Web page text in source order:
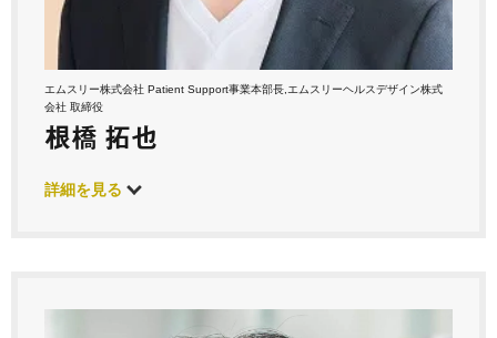
エムスリー株式会社 Patient Support事業本部長,エムスリーヘルスデザイン株式
会社 取締役
根橋 拓也
詳細を見る